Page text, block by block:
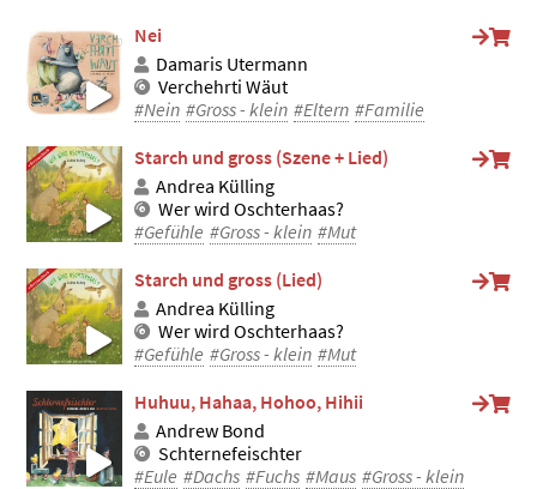
Nei
Damaris Utermann
Verchehrti Wäut
#Nein #Gross - klein #Eltern #Familie
Starch und gross (Szene + Lied)
Andrea Külling
Wer wird Oschterhaas?
#Gefühle #Gross - klein #Mut
Starch und gross (Lied)
Andrea Külling
Wer wird Oschterhaas?
#Gefühle #Gross - klein #Mut
Huhuu, Hahaa, Hohoo, Hihii
Andrew Bond
Schternefeischter
#Eule #Dachs #Fuchs #Maus #Gross - klein